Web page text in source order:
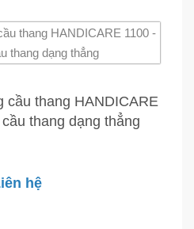
cầu thang HANDICARE
cầu thang dạng thẳng
hệ